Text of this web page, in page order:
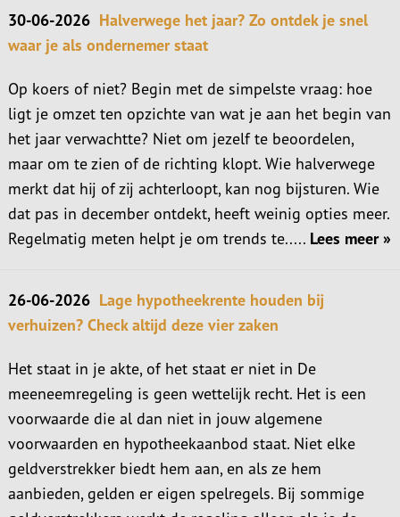
30-06-2026 Halverwege het jaar? Zo ontdek je snel
waar je als ondernemer staat
Op koers of niet? Begin met de simpelste vraag: hoe
ligt je omzet ten opzichte van wat je aan het begin van
het jaar verwachtte? Niet om jezelf te beoordelen,
maar om te zien of de richting klopt. Wie halverwege
merkt dat hij of zij achterloopt, kan nog bijsturen. Wie
dat pas in december ontdekt, heeft weinig opties meer.
Regelmatig meten helpt je om trends te..... Lees meer »
26-06-2026 Lage hypotheekrente houden bij
verhuizen? Check altijd deze vier zaken
Het staat in je akte, of het staat er niet in De
meeneemregeling is geen wettelijk recht. Het is een
voorwaarde die al dan niet in jouw algemene
voorwaarden en hypotheekaanbod staat. Niet elke
geldverstrekker biedt hem aan, en als ze hem
aanbieden, gelden er eigen spelregels. Bij sommige